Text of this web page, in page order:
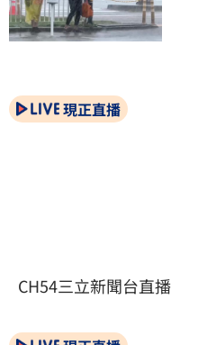
現正直播
CH54三立新聞台直播